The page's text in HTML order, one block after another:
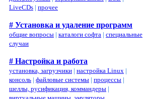
LiveCDs | прочее
# Установка и удаление программ
общие вопросы | каталоги софта | специальные
случаи
# Настройка и работа
установка, загрузчики | настройка Linux |
консоль | файловые системы | процессы |
шеллы, русификация, коммандеры |